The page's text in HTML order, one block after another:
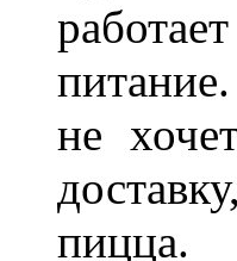
не
пицца.